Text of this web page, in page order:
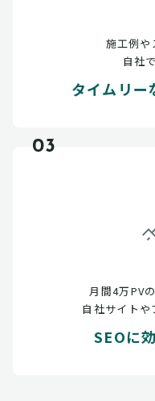
施工例や
自社
タイムリー
03
月間4万PV
自社サイトや
SEOに